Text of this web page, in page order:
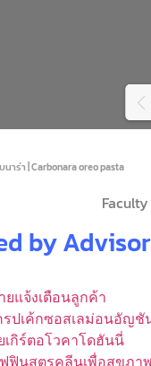
นาร่า | Carbonara oreo pasta
by Advisor
ยแจ้งเตือนลูกค้า
รปเค้กซอสเลม่อนอัญชั
เกิร์ตอโวคาโดฮันนี่
ฟินสูตรคลีนเพื่อสุขภาพ